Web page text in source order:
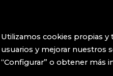
Utilizamos cookies propias y
usuarios y mejorar nuestros
“Configurar” o obtener más